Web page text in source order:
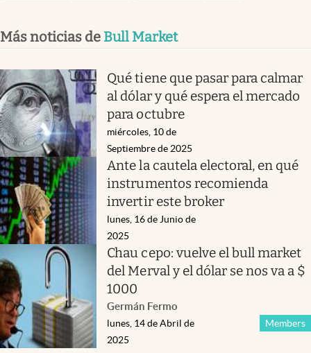
Más noticias de Bull Market
Qué tiene que pasar para calmar
al dólar y qué espera el mercado
para octubre
miércoles, 10 de
Septiembre de 2025
Ante la cautela electoral, en qué
instrumentos recomienda
invertir este broker
lunes, 16 de Junio de
2025
Chau cepo: vuelve el bull market
del Merval y el dólar se nos va a $
1000
Germán Fermo
Members
lunes, 14 de Abril de
2025